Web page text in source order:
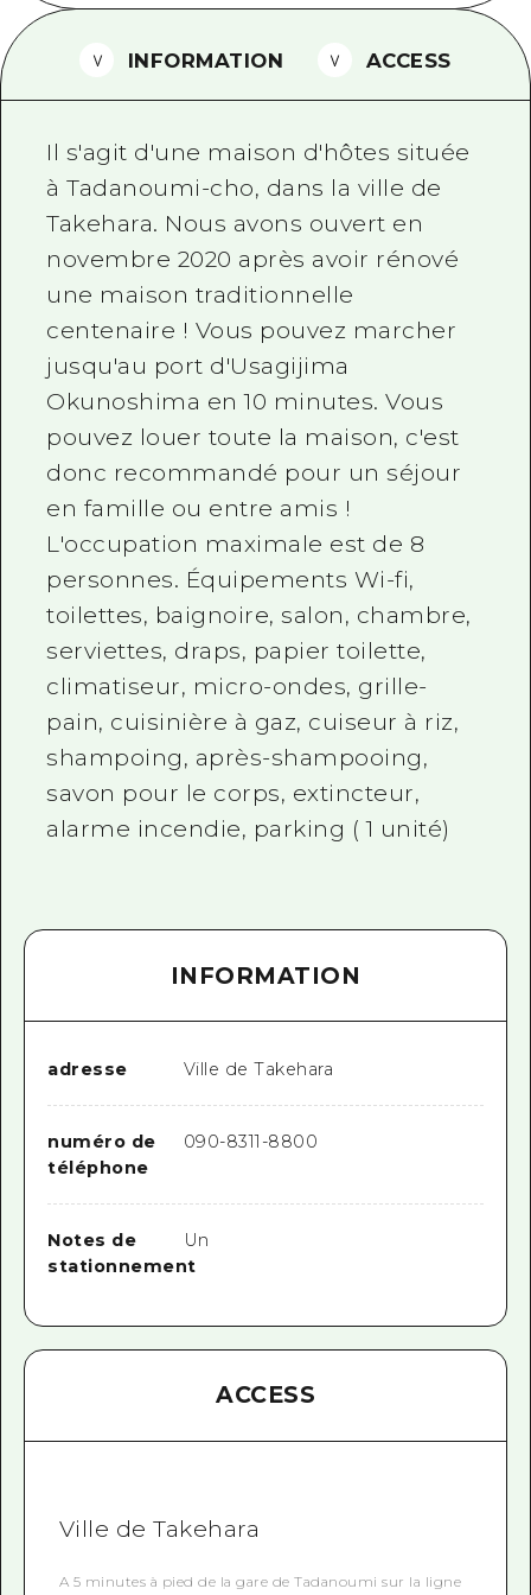
Téléchargement de Photos
Informations sur le transport en
Brochure touristique
INFORMATION ACCESS
Il s'agit d'une maison d'hôtes située
à Tadanoumi-cho, dans la ville de
Takehara. Nous avons ouvert en
novembre 2020 après avoir rénové
une maison traditionnelle
centenaire ! Vous pouvez marcher
jusqu'au port d'Usagijima
Okunoshima en 10 minutes. Vous
pouvez louer toute la maison, c'est
donc recommandé pour un séjour
en famille ou entre amis !
L'occupation maximale est de 8
personnes. Équipements Wi-fi,
toilettes, baignoire, salon, chambre,
serviettes, draps, papier toilette,
climatiseur, micro-ondes, grille-
pain, cuisinière à gaz, cuiseur à riz,
shampoing, après-shampooing,
savon pour le corps, extincteur,
alarme incendie, parking ( 1 unité)
INFORMATION
adresse Ville de Takehara
numéro de
téléphone
090-8311-8800
Notes de
stationnement
Un
ACCESS
Ville de Takehara
A 5 minutes à pied de la gare de Tadanoumi sur la ligne